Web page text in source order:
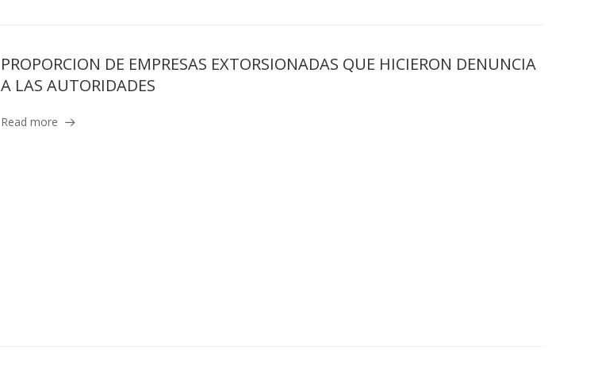
PROPORCION DE EMPRESAS EXTORSIONADAS QUE HICIERON DENUNCIA
A LAS AUTORIDADES
Read more